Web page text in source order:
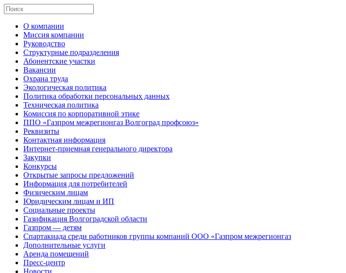
О компании
Миссия компании
Руководство
Структурные подразделения
Абонентские участки
Вакансии
Охрана труда
Экологическая политика
Политика обработки персональных данных
Техническая политика
Комиссия по корпоративной этике
ППО «Газпром межрегионгаз Волгоград профсоюз»
Реквизиты
Контактная информация
Интернет-приемная генерального директора
Закупки
Конкурсы
Открытые запросы предложений
Информация для потребителей
Физическим лицам
Юридическим лицам и ИП
Социальные проекты
Газификация Волгоградской области
Газпром — детям
Спартакиада среди работников группы компаний ООО «Газпром межрегионгаз
Дополнительные услуги
Аренда помещений
Пресс-центр
Новости